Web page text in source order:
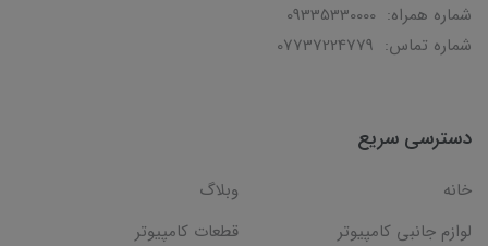
شماره همراه: 09335330000
شماره تماس: 07737224779
دسترسی سریع
خانه
وبلاگ
لوازم جانبی کامپیوتر
قطعات کامپیوتر